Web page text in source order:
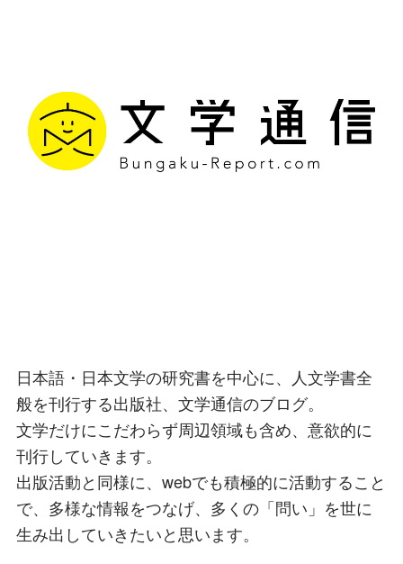
日本語・日本文学の研究書を中心に、人文学書全
般を刊行する出版社、文学通信のブログ。
文学だけにこだわらず周辺領域も含め、意欲的に
刊行していきます。
出版活動と同様に、webでも積極的に活動すること
で、多様な情報をつなげ、多くの「問い」を世に
生み出していきたいと思います。